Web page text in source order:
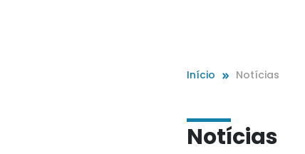
Início Notícias
Notícias